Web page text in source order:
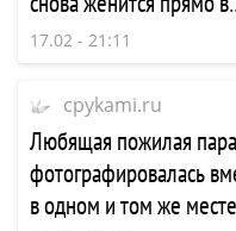
больнице
17.02 - 21:11
cpykami.ru
Любящая пожилая пара
фотографировалась
в одном и том же месте